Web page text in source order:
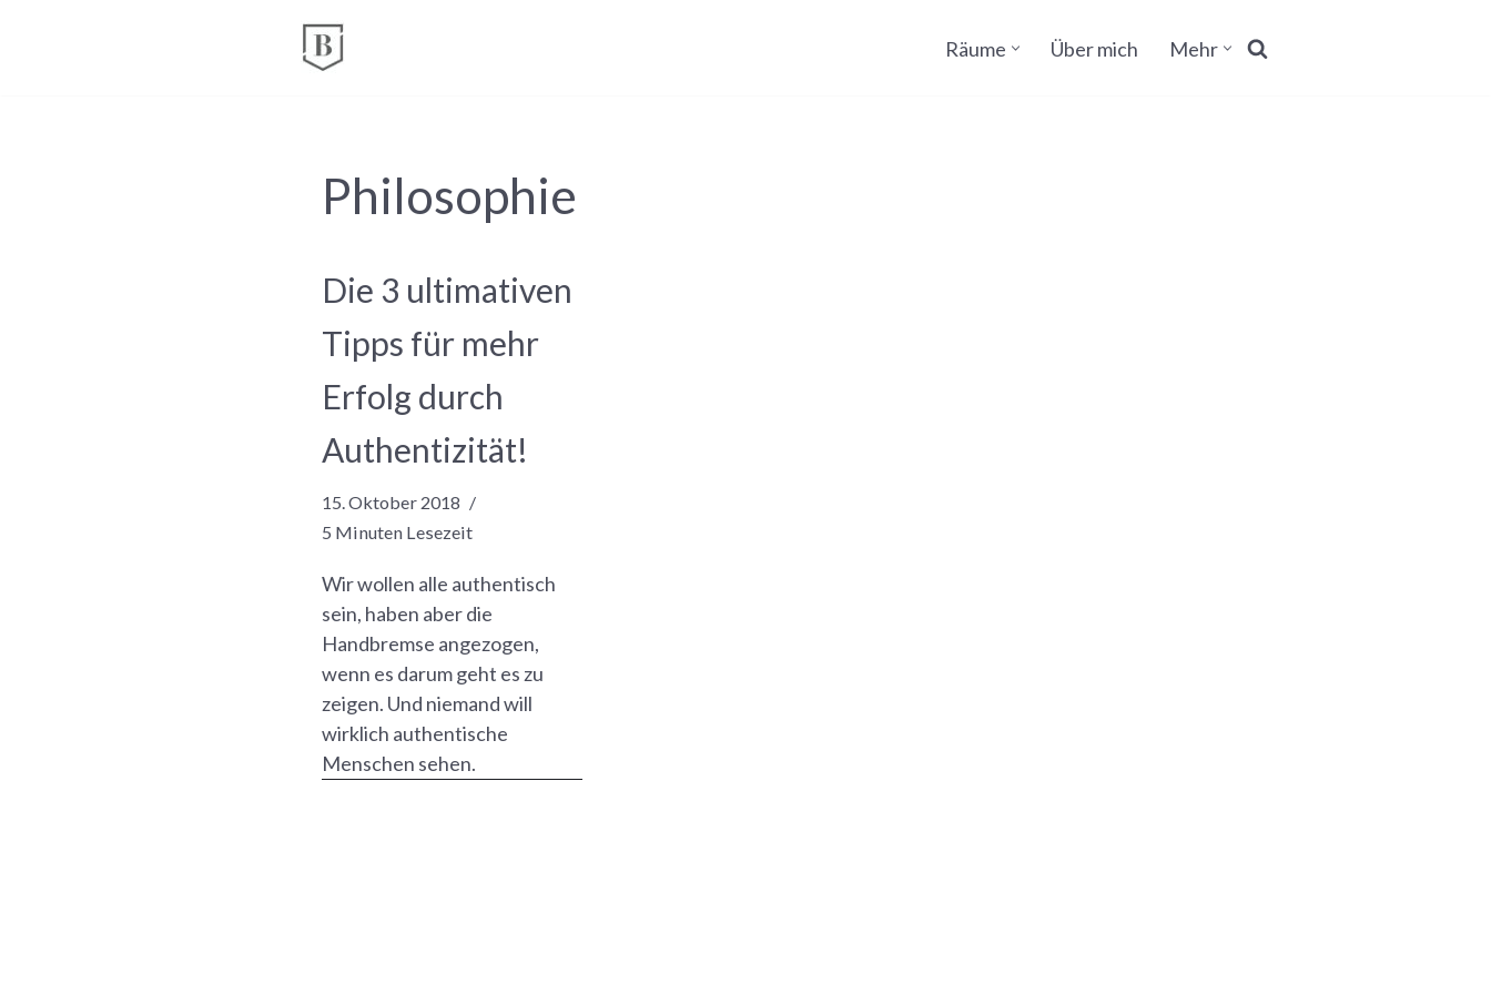
Räume Über mich Mehr
Philosophie
Die 3 ultimativen
Tipps für mehr
Erfolg durch
Authentizität!
15. Oktober 2018
5 Minuten Lesezeit
Wir wollen alle authentisch
sein, haben aber die
Handbremse angezogen,
wenn es darum geht es zu
zeigen. Und niemand will
wirklich authentische
Menschen sehen.